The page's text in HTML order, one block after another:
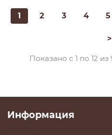
1 2 3 4 5
Показано с 1 по 12
Информация